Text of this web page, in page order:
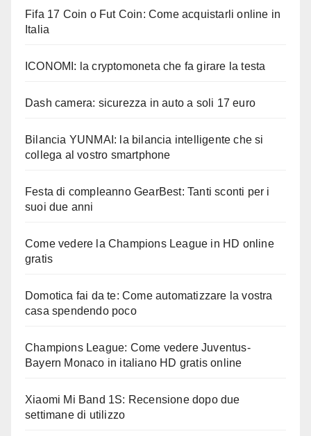
Fifa 17 Coin o Fut Coin: Come acquistarli online in
Italia
ICONOMI: la cryptomoneta che fa girare la testa
Dash camera: sicurezza in auto a soli 17 euro
Bilancia YUNMAI: la bilancia intelligente che si
collega al vostro smartphone
Festa di compleanno GearBest: Tanti sconti per i
suoi due anni
Come vedere la Champions League in HD online
gratis
Domotica fai da te: Come automatizzare la vostra
casa spendendo poco
Champions League: Come vedere Juventus-
Bayern Monaco in italiano HD gratis online
Xiaomi Mi Band 1S: Recensione dopo due
settimane di utilizzo